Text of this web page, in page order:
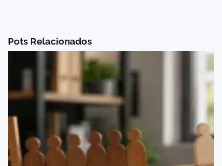
Pots Relacionados